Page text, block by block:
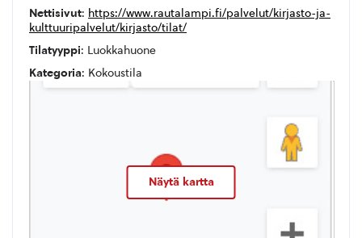
Nettisivut: https://www.rautalampi.fi/palvelut/kirjasto-ja-
kulttuuripalvelut/kirjasto/tilat/
Tilatyyppi: Luokkahuone
Kategoria: Kokoustila
Näytä kartta